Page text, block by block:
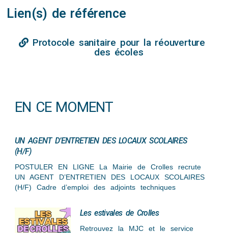
Lien(s) de référence
Protocole sanitaire pour la réouverture
des écoles
EN CE MOMENT
UN AGENT D’ENTRETIEN DES LOCAUX SCOLAIRES
(H/F)
POSTULER EN LIGNE La Mairie de Crolles recrute
UN AGENT D’ENTRETIEN DES LOCAUX SCOLAIRES
(H/F) Cadre d’emploi des adjoints techniques
Les estivales de Crolles
Retrouvez la MJC et le service